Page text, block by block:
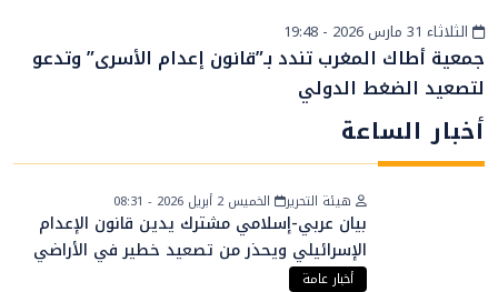
أخبار عامةالثلاثاء 31 مارس 2026 - 19:48
جمعية أطاك المغرب تندد بـ”قانون إعدام الأسرى” وتدعو
لتصعيد الضغط الدولي
أخبار الساعة
هيئة التحرير الخميس 2 أبريل 2026 - 08:31
بيان عربي-إسلامي مشترك يدين قانون الإعدام
الإسرائيلي ويحذر من تصعيد خطير في الأراضي
الفلسطينية
أخبار عامة